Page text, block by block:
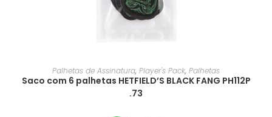
Palhetas de Assinatura, Player's Pack, Palhetas
Saco com 6 palhetas HETFIELD’S BLACK FANG PH112P
.73